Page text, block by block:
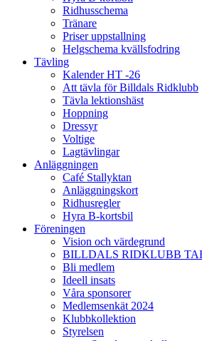
Ridhusschema
Tränare
Priser uppstallning
Helgschema kvällsfodring
Tävling
Kalender HT -26
Att tävla för Billdals Ridklubb
Tävla lektionshäst
Hoppning
Dressyr
Voltige
Lagtävlingar
Anläggningen
Café Stallyktan
Anläggningskort
Ridhusregler
Hyra B-kortsbil
Föreningen
Vision och värdegrund
BILLDALS RIDKLUBB
Bli medlem
Ideell insats
Våra sponsorer
Medlemsenkät 2024
Klubbkollektion
Styrelsen